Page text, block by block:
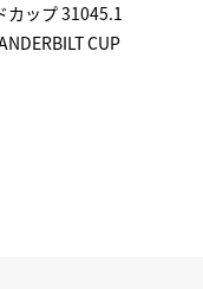
カップ 31045.1
CUP